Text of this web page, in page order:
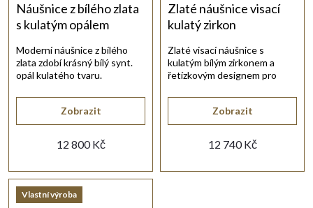
Náušnice z bílého zlata
s kulatým opálem
12 800 Kč
Zobrazit
Moderní náušnice z bílého
zlata zdobí krásný bílý synt.
opál kulatého tvaru.
Zlaté náušnice visací
kulatý zirkon
12 740 Kč
Zobrazit
Zlaté visací náušnice s
kulatým bílým zirkonem a
řetízkovým designem pro
Vlastní výroba